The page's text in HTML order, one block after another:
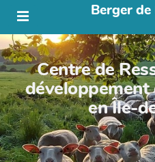
Berger
Centre de
en Île-